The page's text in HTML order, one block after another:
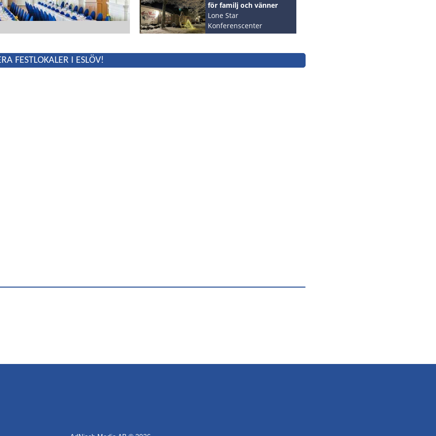
för familj och vänner
Lone Star
Konferenscenter
HÖÖR
FESTLOKALER I ESLÖV!